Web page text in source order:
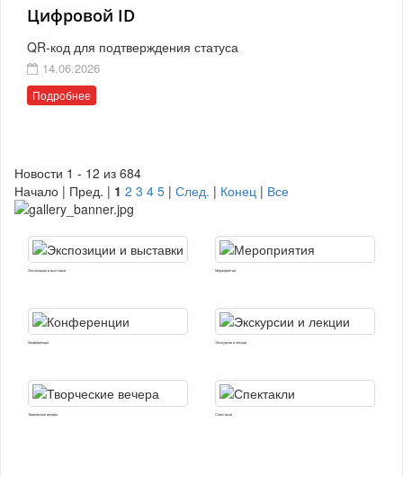
Цифровой ID
QR-код для подтверждения статуса
14.06.2026
Подробнее
Новости 1 - 12 из 684
Начало | Пред. | 1 2 3 4 5 | След. | Конец | Все
Экспозиции и выставки Мероприятия
Конференции Экскурсии и лекции
Творческие вечера Спектакли